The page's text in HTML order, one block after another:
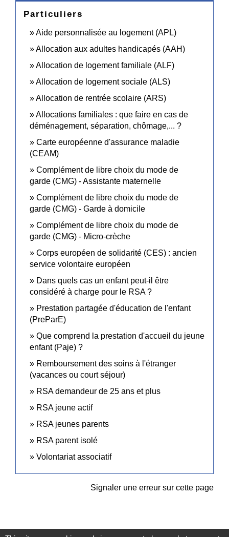
Particuliers
Aide personnalisée au logement (APL)
Allocation aux adultes handicapés (AAH)
Allocation de logement familiale (ALF)
Allocation de logement sociale (ALS)
Allocation de rentrée scolaire (ARS)
Allocations familiales : que faire en cas de
déménagement, séparation, chômage,... ?
Carte européenne d'assurance maladie
(CEAM)
Complément de libre choix du mode de
garde (CMG) - Assistante maternelle
Complément de libre choix du mode de
garde (CMG) - Garde à domicile
Complément de libre choix du mode de
garde (CMG) - Micro-crèche
Corps européen de solidarité (CES) : ancien
service volontaire européen
Dans quels cas un enfant peut-il être
considéré à charge pour le RSA ?
Prestation partagée d'éducation de l'enfant
(PreParE)
Que comprend la prestation d'accueil du jeune
enfant (Paje) ?
Remboursement des soins à l'étranger
(vacances ou court séjour)
RSA demandeur de 25 ans et plus
RSA jeune actif
RSA jeunes parents
RSA parent isolé
Volontariat associatif
Signaler une erreur sur cette page